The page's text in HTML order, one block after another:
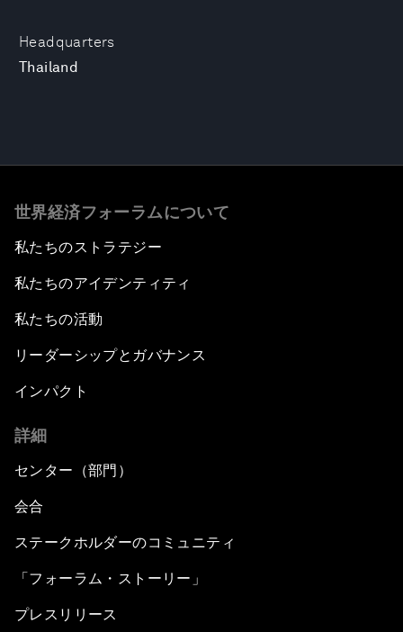
Headquarters
Thailand
世界経済フォーラムについて
私たちのストラテジー
私たちのアイデンティティ
私たちの活動
リーダーシップとガバナンス
インパクト
詳細
センター（部門）
会合
ステークホルダーのコミュニティ
「フォーラム・ストーリー」
プレスリリース